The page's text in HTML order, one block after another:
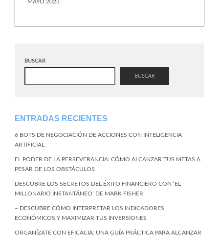
MAYO 2023
BUSCAR
BUSCAR
ENTRADAS RECIENTES
6 BOTS DE NEGOCIACIÓN DE ACCIONES CON INTELIGENCIA
ARTIFICIAL
EL PODER DE LA PERSEVERANCIA: CÓMO ALCANZAR TUS METAS A
PESAR DE LOS OBSTÁCULOS
DESCUBRE LOS SECRETOS DEL ÉXITO FINANCIERO CON ‘EL
MILLONARIO INSTANTÁNEO’ DE MARK FISHER
– DESCUBRE CÓMO INTERPRETAR LOS INDICADORES
ECONÓMICOS Y MAXIMIZAR TUS INVERSIONES
ORGANÍZATE CON EFICACIA: UNA GUÍA PRÁCTICA PARA ALCANZAR